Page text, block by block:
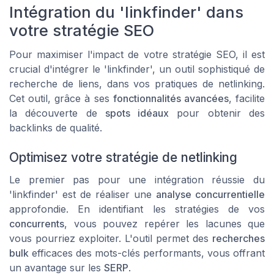
Intégration du 'linkfinder' dans
votre stratégie SEO
Pour maximiser l'impact de votre stratégie SEO, il est
crucial d'intégrer le 'linkfinder', un outil sophistiqué de
recherche de liens, dans vos pratiques de netlinking.
Cet outil, grâce à ses fonctionnalités avancées, facilite
la découverte de spots idéaux pour obtenir des
backlinks de qualité.
Optimisez votre stratégie de netlinking
Le premier pas pour une intégration réussie du
'linkfinder' est de réaliser une analyse concurrentielle
approfondie. En identifiant les stratégies de vos
concurrents, vous pouvez repérer les lacunes que
vous pourriez exploiter. L'outil permet des recherches
bulk efficaces des mots-clés performants, vous offrant
un avantage sur les SERP.